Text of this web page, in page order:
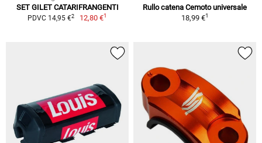
SET GILET CATARIFRANGENTI
PDVC 14,95 €2 12,80 €1
Rullo catena Cemoto universale
18,99 €1